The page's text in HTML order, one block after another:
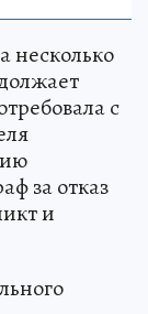
несколько
с
за отказ
и